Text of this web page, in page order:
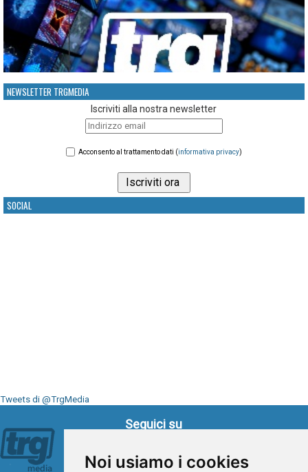
Noi usiamo i cookies
NEWSLETTER TRGMEDIA
Iscriviti alla nostra newsletter
Acconsento al trattamento dati (informativa privacy)
SOCIAL
Tweets di @TrgMedia
Seguici su